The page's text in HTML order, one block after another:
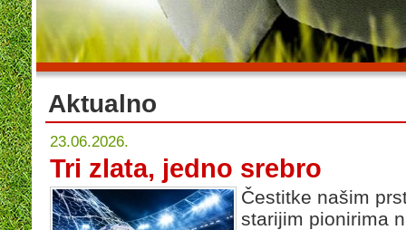
Aktualno
23.06.2026.
Tri zlata, jedno srebro
Čestitke našim
starijim pionirima